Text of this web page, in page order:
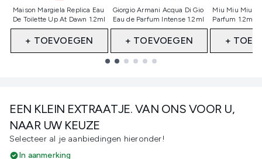
Maison Margiela Replica Eau
De Toilette Up At Dawn 1.2ml
Niet geselecteerd
+ TOEVOEGEN
Giorgio Armani Acqua Di Gio
Eau de Parfum Intense 1.2ml
Niet geselecteerd
+ TOEVOEGEN
Miu Miu
Parfum 1.2ml
Niet
+
EEN KLEIN EXTRAATJE. VAN ONS VOOR U,
NAAR UW KEUZE
Selecteer al je aanbiedingen hieronder!
In aanmerking